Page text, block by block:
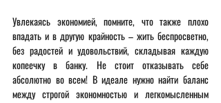
Увлекаясь экономией, помните, что также плохо
впадать и в другую крайность – жить беспросветно,
без радостей и удовольствий, складывая каждую
копеечку в банку. Не стоит отказывать себе
абсолютно во всем! В идеале нужно найти баланс
между строгой экономностью и легкомысленным